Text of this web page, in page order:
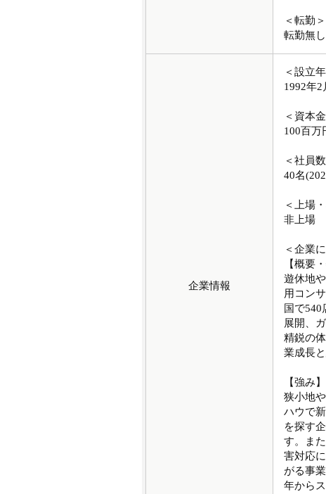
＜転勤＞
転勤無し
企業情報
＜設立
1992年2
＜資本
100百万
＜社員
40名
＜上場
非上場
＜企業
【概要
遊休地
用コン
国で
展開、
精鋭の
業成長
【強み】
狭小地
ハウで
を探す
す。ま
害対応
がる事
年から